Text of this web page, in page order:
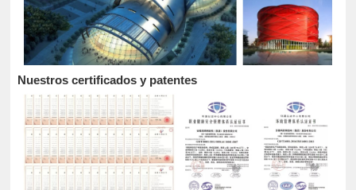
Nuestros certificados y patentes